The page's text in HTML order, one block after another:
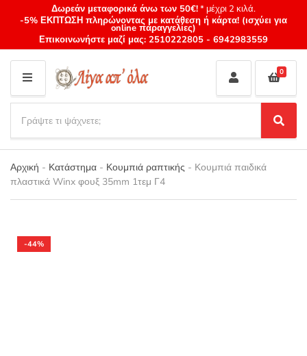
Δωρεάν μεταφορικά άνω των 50€!* μέχρι 2 κιλά.
-5% ΕΚΠΤΩΣΗ πληρώνοντας με κατάθεση ή κάρτα! (ισχύει για
online παραγγελίες)
Επικοινωνήστε μαζί μας: 2510222805 - 6942983559
M
E
N
U
Category
name
a
r
c
h
p
S
e
a
0
Αρχική - Κατάστημα - Κουμπιά ραπτικής - Κουμπιά παιδικά
πλαστικά Winx φουξ 35mm 1τεμ Γ4
-44%